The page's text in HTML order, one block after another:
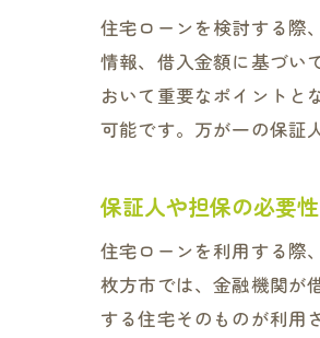
住宅ローンを検討する際
情報、借入金額に基づい
おいて重要なポイントと
可能です。万が一の保証
保証人や担保の必要
住宅ローンを利用する際
枚方市では、金融機関が
する住宅そのものが利用